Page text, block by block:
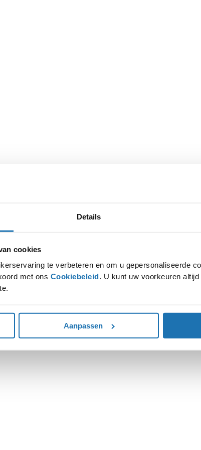
Details
cookies
te verbeteren en om u gepersonaliseerde
met ons Cookiebeleid. U kunt uw voorkeuren
Aanpassen
occurred while loading